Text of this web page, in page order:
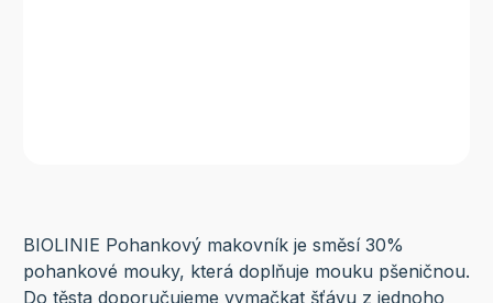
BIOLINIE Pohankový makovník je směsí 30%
pohankové mouky, která doplňuje mouku pšeničnou.
Do těsta doporučujeme vymačkat šťávu z jednoho